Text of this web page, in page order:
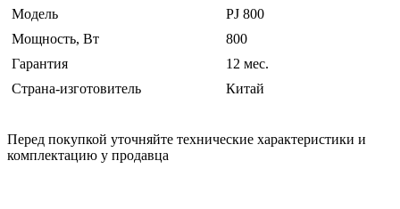
Модель
PJ 800
Мощность, Вт
800
Гарантия
12 мес.
Страна-изготовитель
Китай
Перед покупкой уточняйте технические характеристики и
комплектацию у продавца